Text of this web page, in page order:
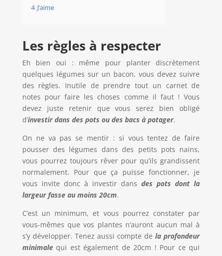
4 J’aime
Les règles à respecter
Eh bien oui : même pour planter discrètement
quelques légumes sur un bacon, vous devez suivre
des règles. Inutile de prendre tout un carnet de
notes pour faire les choses comme il faut ! Vous
devez juste retenir que vous serez bien obligé
d’investir dans des pots ou des bacs à potager.
On ne va pas se mentir : si vous tentez de faire
pousser des légumes dans des petits pots nains,
vous pourrez toujours rêver pour qu’ils grandissent
normalement. Pour que ça puisse fonctionner, je
vous invite donc à investir dansdes pots dont la
largeur fasse au moins 20cm.
C’est un minimum, et vous pourrez constater par
vous-mêmes que vos plantes n’auront aucun mal à
s’y développer. Tenez aussi compte de la profondeur
minimalequi est également de 20cm ! Pour ce qui